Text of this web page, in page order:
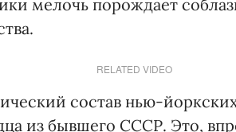
мелочь порождает
RELATED VIDEO
состав нью-
из бывшего СССР. Это,